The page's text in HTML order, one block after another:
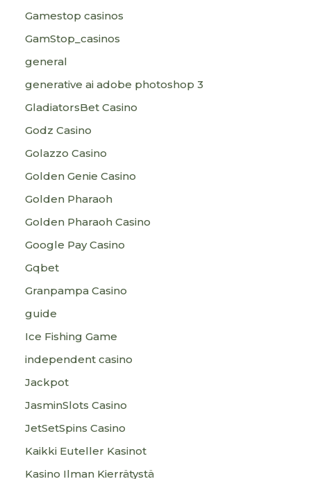
Gamestop casinos
GamStop_casinos
general
generative ai adobe photoshop 3
GladiatorsBet Casino
Godz Casino
Golazzo Casino
Golden Genie Casino
Golden Pharaoh
Golden Pharaoh Casino
Google Pay Casino
Gqbet
Granpampa Casino
guide
Ice Fishing Game
independent casino
Jackpot
JasminSlots Casino
JetSetSpins Casino
Kaikki Euteller Kasinot
Kasino Ilman Kierrätystä